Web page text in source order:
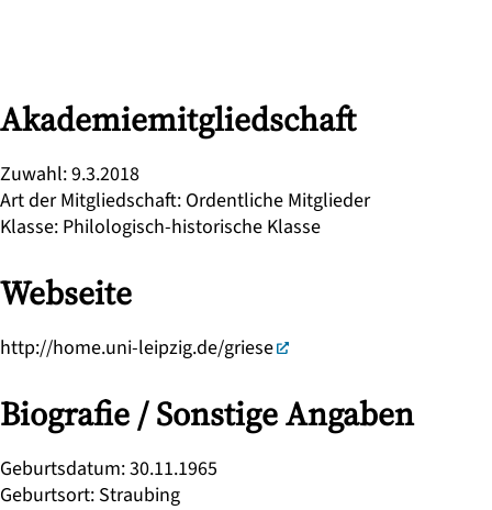
Akademiemitgliedschaft
Zuwahl:9.3.2018
Art der Mitgliedschaft: Ordentliche Mitglieder
Klasse: Philologisch-historische Klasse
Webseite
http://home.uni-leipzig.de/griese
Biografie / Sonstige Angaben
Geburtsdatum:30.11.1965
Geburtsort: Straubing